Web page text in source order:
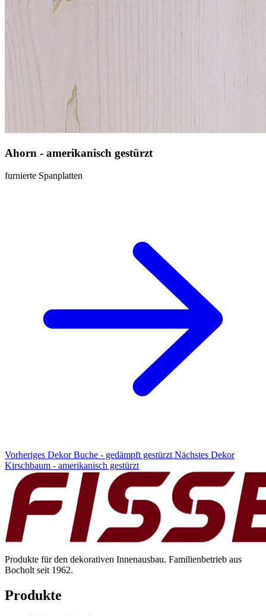
Ahorn - amerikanisch gestürzt
furnierte Spanplatten
Vorheriges Dekor Buche - gedämpft gestürzt Nächstes Dekor
Kirschbaum - amerikanisch gestürzt
Produkte für den dekorativen Innenausbau. Familienbetrieb aus
Bocholt seit 1962.
Produkte